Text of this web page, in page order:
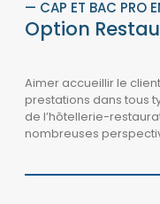
— CAP ET BAC PRO
Option
Aimer accueillir le
prestations dans tous
de l’hôtellerie-
nombreuses